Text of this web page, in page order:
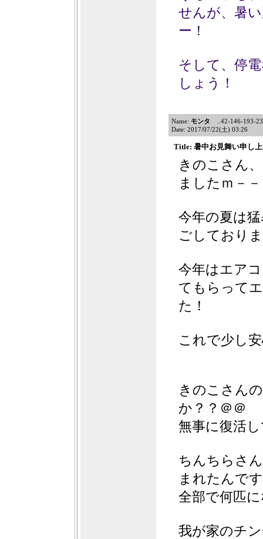
せんが、暑
ー！
そして、停
しょう！
Name: モンタ ..42-146-193-
Date: 2017/07/22(土) 03:26
Title: 暑中お見舞い申し
きのこさん
ましたｍ－
今年の夏は
ごしており
今年はエア
てもらって
た！
これで少し
きのこさん
か？？＠＠
無事に復活
ちんちらさ
まれたんで
全部で何匹
我が家のチ